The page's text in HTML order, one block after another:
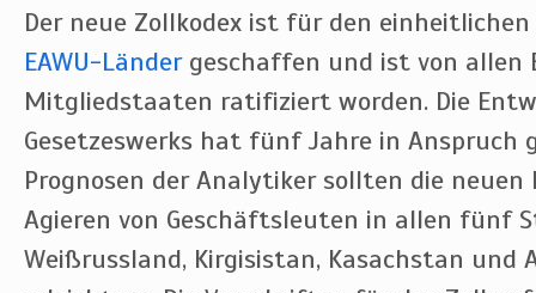
Der neue Zollkodex ist für den
EAWU-Ländergeschaffen und ist von allen
Mitgliedstaaten ratifiziert worden. Die
Gesetzeswerks hat fünf Jahre in Anspruch
Prognosen der Analytiker sollten die neuen
Agieren von Geschäftsleuten in allen fünf
Weißrussland, Kirgisistan, Kasachstan und